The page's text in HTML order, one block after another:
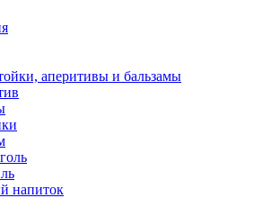
аперитивы и бальзамы
напиток